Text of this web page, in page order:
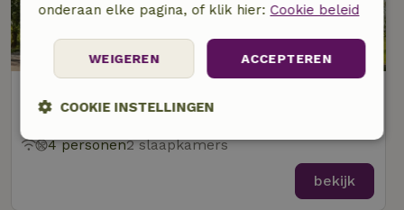
Op 5 km afstand van Peins
9,3/10
4 personen2 slaapkamers
bekijk
onderaan elke pagina, of klik hier: Cookie beleid
ACCEPTEREN
WEIGEREN
COOKIE INSTELLINGEN
Strikt
Prestatie Targeting